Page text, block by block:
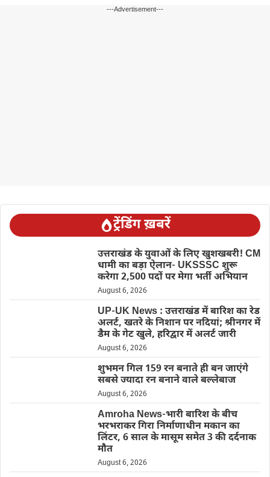
---Advertisement---
ट्रेंडिंग ख़बरें
उत्तराखंड के युवाओं के लिए खुशखबरी! CM
धामी का बड़ा ऐलान- UKSSSC शुरू
करेगा 2,500 पदों पर मेगा भर्ती अभियान
August 6, 2026
UP-UK News : उत्तराखंड में बारिश का रेड
अलर्ट, खतरे के निशान पर नदियां; श्रीनगर में
डैम के गेट खुले, हरिद्वार में अलर्ट जारी
August 6, 2026
शुभमन गिल 159 रन बनाते ही बन जाएंगे
सबसे ज्यादा रन बनाने वाले बल्लेबाज
August 6, 2026
Amroha News-भारी बारिश के बीच
भरभराकर गिरा निर्माणाधीन मकान का
लिंटर, 6 साल के मासूम समेत 3 की दर्दनाक
मौत
August 6, 2026